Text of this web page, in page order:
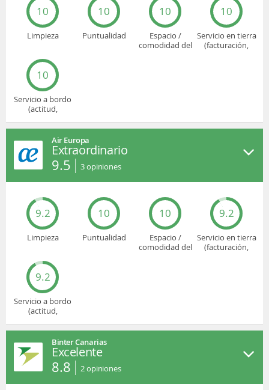
10
Limpieza
10
Puntualidad
10
Espacio /
comodidad del
10
Servicio en tierra
(facturación,
10
Servicio a bordo
(actitud,
Air Europa
Extraordinario
9.5 3opiniones
9.2
Limpieza
10
Puntualidad
10
Espacio /
comodidad del
9.2
Servicio en tierra
(facturación,
9.2
Servicio a bordo
(actitud,
Binter Canarias
Excelente
8.8 2opiniones